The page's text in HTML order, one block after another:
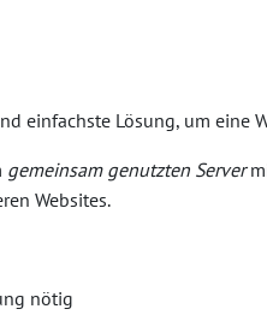
einfachste Lösung, um eine
gemeinsam genutzten Server
Websites.
nötig